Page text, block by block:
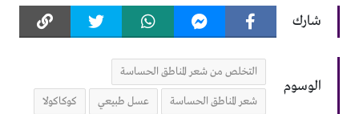
شارك
الوسوم
التخلص من شعر المناطق الحساسة
شعر المناطق الحساسة عسل طبيعي كوكاكولا